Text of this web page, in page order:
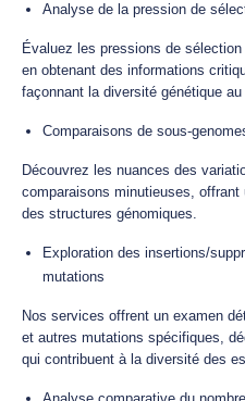
Analyse de la pression de
Évaluez les pressions de
en obtenant des informations
façonnant la diversité génétique
Comparaisons de sous-
Découvrez les nuances des
comparaisons minutieuses, offrant
des structures génomiques.
Exploration des insertions/
mutations
Nos services offrent un examen
et autres mutations spécifiques,
qui contribuent à la diversité des